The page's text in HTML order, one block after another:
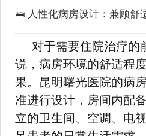
🛌 人性化病房设计：兼顾舒
对于需要住院治疗的
说，病房环境的舒适程
果。昆明曙光医院的病
准进行设计，房间内配
立的卫生间、空调、电